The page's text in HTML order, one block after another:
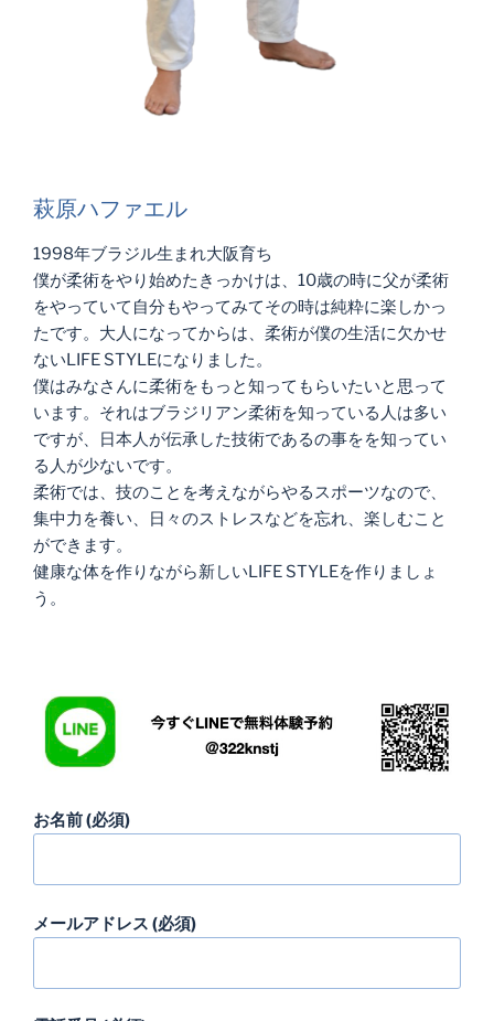
萩原ハファエル
1998年ブラジル生まれ大阪育ち
僕が柔術をやり始めたきっかけは、10歳の時に父が柔術
をやっていて自分もやってみてその時は純粋に楽しかっ
たです。大人になってからは、柔術が僕の生活に欠かせ
ないLIFE STYLEになりました。
僕はみなさんに柔術をもっと知ってもらいたいと思って
います。それはブラジリアン柔術を知っている人は多い
ですが、日本人が伝承した技術であるの事をを知ってい
る人が少ないです。
柔術では、技のことを考えながらやるスポーツなので、
集中力を養い、日々のストレスなどを忘れ、楽しむこと
ができます。
健康な体を作りながら新しいLIFE STYLEを作りましょ
う。
お名前 (必須)
メールアドレス (必須)